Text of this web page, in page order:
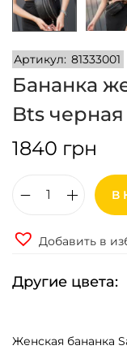
Артикул: 81333001
Бананка
Bts черная
1840 грн
л
с
В
Добавить в
Другие цвета:
Женская бананка